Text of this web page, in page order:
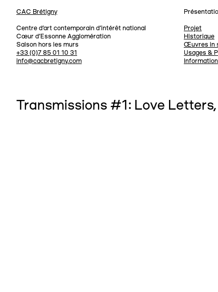
CAC Brétigny
Navigation
Projet
Historique
Œuvres in
Usages &
Centre d’art contemporain d’intérêt national
Cœur d’Essonne Agglomération
Saison hors les murs
+33 (0)7 85 01 10 31
info@cacbretigny.com
Transmissions #1: Love